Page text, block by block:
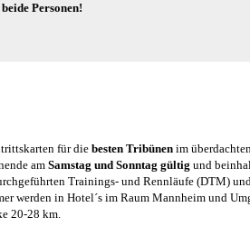
Personen!
für die besten Tribünen im
amSamstag und Sonntag gültig und
Trainings- und Rennläufe (DTM)
werden in Hotel´s im Raum Mannheim und
20-28 km.